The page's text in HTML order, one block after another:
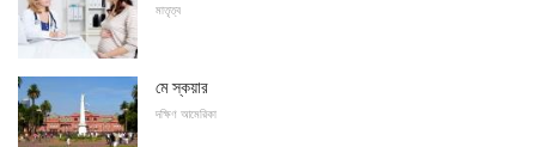
মাতৃত্ব
মে স্কয়ার
দক্ষিণ আমেরিকা